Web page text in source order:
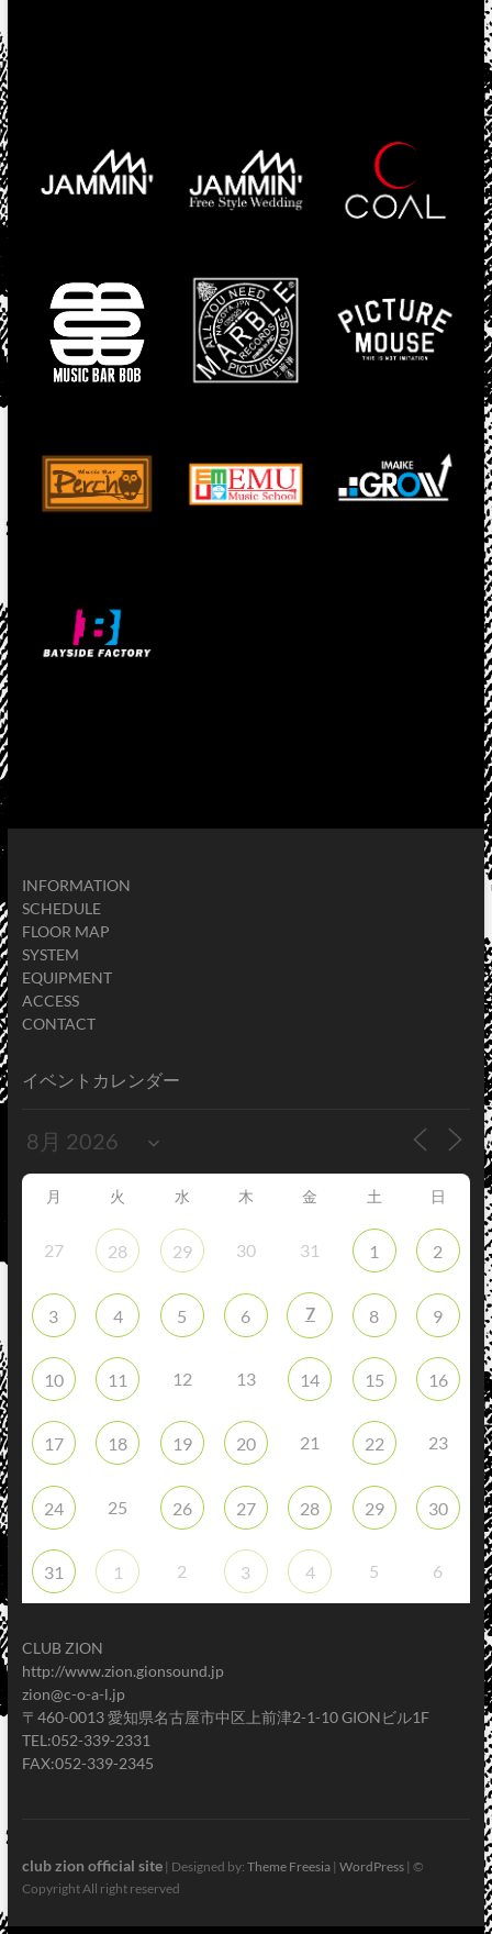
INFORMATION
SCHEDULE
FLOOR MAP
SYSTEM
EQUIPMENT
ACCESS
CONTACT
イベントカレンダー
月 火 水 木 金 土 日
27 28 29 30 31 1 2
3 4 5 6 7 8 9
10 11 12 13 14 15 16
17 18 19 20 21 22 23
24 25 26 27 28 29 30
31 1 2 3 4 5 6
CLUB ZION
http://www.zion.gionsound.jp
zion@c-o-a-l.jp
〒460-0013 愛知県名古屋市中区上前津2-1-10 GIONビル1F
TEL:052-339-2331
FAX:052-339-2345
club zion official site| Designed by: Theme Freesia| WordPress| ©
Copyright All right reserved